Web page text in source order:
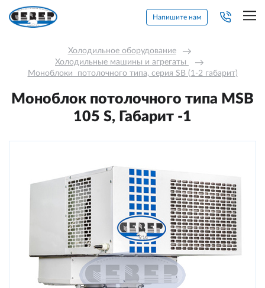
Напишите нам
Холодильное оборудование →
Холодильные машины и агрегаты →
Моноблоки  потолочного типа, серия SB (1-2 габарит)
Моноблок потолочного типа MSB
105 S, Габарит -1